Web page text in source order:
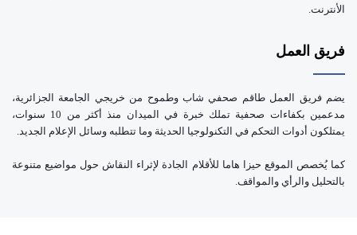
الأنترنت.
فريق العمل
يضم فريق العمل طاقم صحفي شاب وطموح من خريجي الجامعة الجزائرية،
مدعمين بكفاءات صحفية تملك خبرة في الميدان منذ أكثر من 10 سنوات،
يمتلكون أدوات التحكم في التكنولوجيا الحديثة وما تتطلبه وسائل الإعلام الجديد.
كما يُخصص الموقع حيزا هاما للأقلام الجادة لإثراء النقاش حول مواضيع متنوعة
بالتحليل والرأي والمواقف.